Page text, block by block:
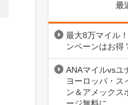
最
最大8万マイル
ンペーンはお得
ANAマイルvsユ
ヨーロッパ・ス
ン＆アメックス